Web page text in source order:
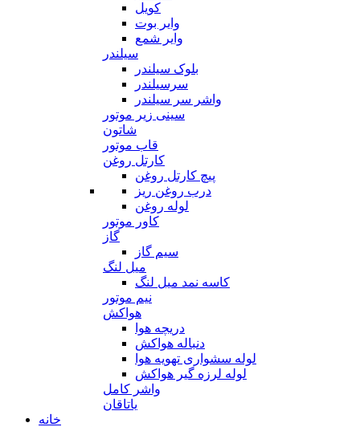
کویل
وایر بوت
وایر شمع
سیلندر
بلوک سیلندر
سرسیلندر
واشر سر سیلندر
سینی زیر موتور
شاتون
قاب موتور
کارتل روغن
پیچ کارتل روغن
درب روغن ریز
لوله روغن
کاور موتور
گاز
سیم گاز
میل لنگ
کاسه نمد میل لنگ
نیم موتور
هواکش
دریچه هوا
دنباله هواکش
لوله سشواری تهویه هوا
لوله لرزه گیر هواکش
واشر کامل
یاتاقان
خانه